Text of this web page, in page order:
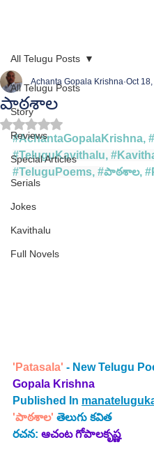
All Telugu Posts
Story
Reviews
Special Articles
Serials
Jokes
Kavithalu
Full Novels
All Telugu Posts
పాఠశాల
Achanta Gopala Krishna Oct
Rated NaN out of 5 stars.
#AchantaGopalaKrishna,
#TeluguKavithalu,
#TeluguPoems, #పాఠశాల, #
'Patasala' - New Telugu
Gopala Krishna
Published In
'పాఠశాల' తెలుగు కవిత
రచన: ఆచంట గోపాలకృష్ణ